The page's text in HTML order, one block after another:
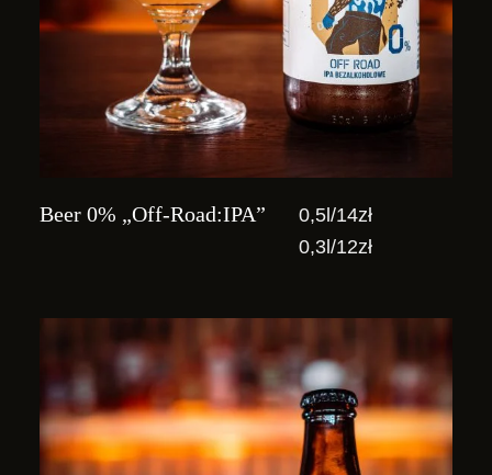
Beer 0% „Off-Road:IPA”
0,5l/14zł
0,3l/12zł